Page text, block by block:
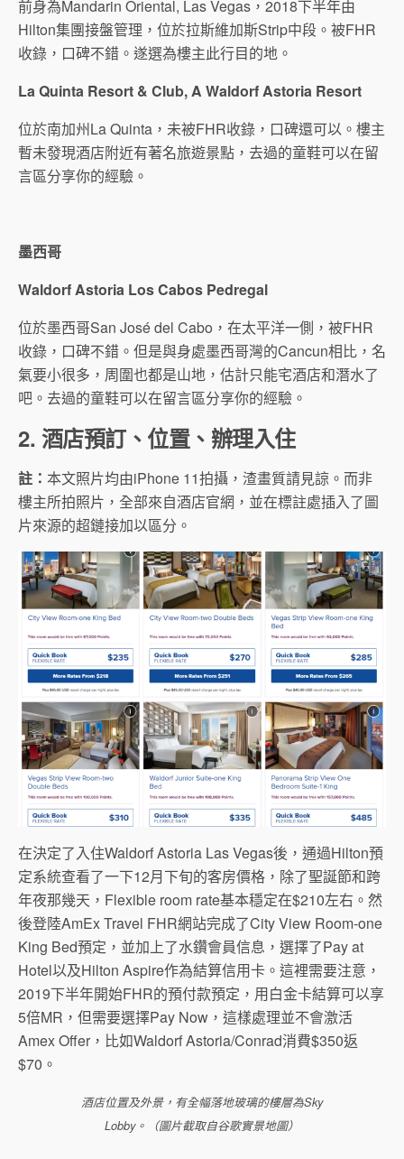
前身為Mandarin Oriental, Las Vegas，2018下半年由
Hilton集團接盤管理，位於拉斯維加斯Strip中段。被FHR
收錄，口碑不錯。遂選為樓主此行目的地。
La Quinta Resort & Club, A Waldorf Astoria Resort
位於南加州La Quinta，未被FHR收錄，口碑還可以。樓主
暫未發現酒店附近有著名旅遊景點，去過的童鞋可以在留
言區分享你的經驗。
墨西哥
Waldorf Astoria Los Cabos Pedregal
位於墨西哥San José del Cabo，在太平洋一側，被FHR
收錄，口碑不錯。但是與身處墨西哥灣的Cancun相比，名
氣要小很多，周圍也都是山地，估計只能宅酒店和潛水了
吧。去過的童鞋可以在留言區分享你的經驗。
2. 酒店預訂、位置、辦理入住
註： 本文照片均由iPhone 11拍攝，渣畫質請見諒。而非
樓主所拍照片，全部來自酒店官網，並在標註處插入了圖
片來源的超鏈接加以區分。
在決定了入住Waldorf Astoria Las Vegas後，通過Hilton預
定系統查看了一下12月下旬的客房價格，除了聖誕節和跨
年夜那幾天，Flexible room rate基本穩定在$210左右。然
後登陸AmEx Travel FHR網站完成了City View Room-one
King Bed預定，並加上了水鑽會員信息，選擇了Pay at
Hotel以及Hilton Aspire作為結算信用卡。這裡需要注意，
2019下半年開始FHR的預付款預定，用白金卡結算可以享
5倍MR，但需要選擇Pay Now，這樣處理並不會激活
Amex Offer，比如Waldorf Astoria/Conrad消費$350返
$70。
酒店位置及外景，有全幅落地玻璃的樓層為Sky
Lobby。（圖片截取自谷歌實景地圖）